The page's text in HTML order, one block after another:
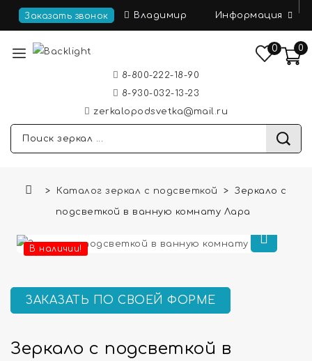
Заказать звонок Владимир Информация
0
0
8-800-222-18-90
8-930-032-13-23
zerkalopodsvetka@mail.ru
Каталог зеркал с подсветкой Зеркало с
подсветкой в ванную комнату Лара
В наличии!
ЗАКАЗАТЬ ПО СВОЕЙ ФОРМЕ
Зеркало с подсветкой в